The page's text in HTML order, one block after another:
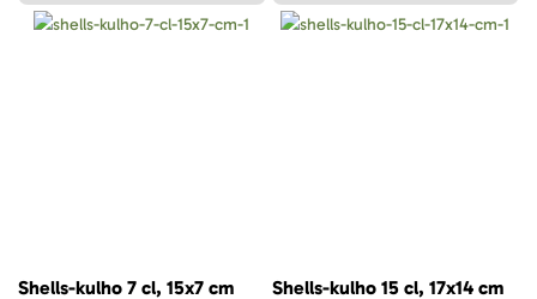
Shells-kulho 7 cl, 15x7 cm Shells-kulho 15 cl, 17x14 cm